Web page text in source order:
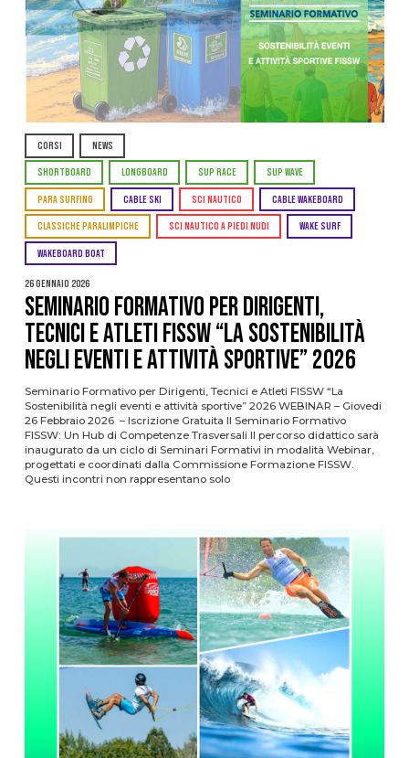
CORSI NEWS
SHORTBOARD LONGBOARD SUP RACE SUP WAVE
PARA SURFING CABLE SKI SCI NAUTICO CABLE WAKEBOARD
CLASSICHE PARALIMPICHE SCI NAUTICO A PIEDI NUDI WAKE SURF
WAKEBOARD BOAT
26 Gennaio 2026
Seminario Formativo per Dirigenti,
Tecnici e Atleti FISSW “La Sostenibilità
negli eventi e attività sportive” 2026
Seminario Formativo per Dirigenti, Tecnici e Atleti FISSW “La
Sostenibilità negli eventi e attività sportive” 2026 WEBINAR – Giovedi
26 Febbraio 2026 – Iscrizione Gratuita Il Seminario Formativo
FISSW: Un Hub di Competenze Trasversali Il percorso didattico sarà
inaugurato da un ciclo di Seminari Formativi in modalità Webinar,
progettati e coordinati dalla Commissione Formazione FISSW.
Questi incontri non rappresentano solo